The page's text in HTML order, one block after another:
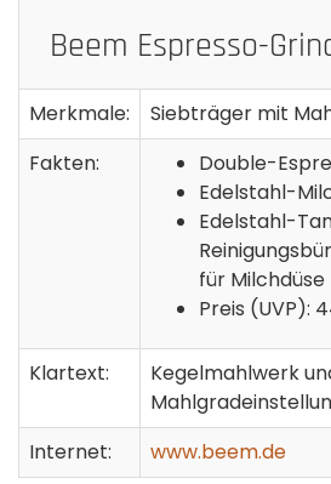
Beem Espresso-
Merkmale:
Siebträger mit
Fakten:
Double-
Edelstahl-
Edelstahl-
für Milchdüse
Preis (UVP):
Klartext:
Kegelmahlwerk
Internet:
www.beem.de